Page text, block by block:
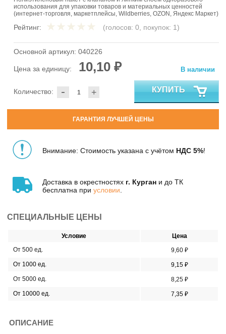
использования для упаковки товаров и материальных ценностей
(интернет-торговля, маркетплейсы, Wildberries, OZON, Яндекс Маркет)
Рейтинг: (голосов: 0, покупок: 1)
Основной артикул: 040226
Цена за единицу: 10,10 ₽
- +
Количество:
В наличии
КУПИТЬ
ГАРАНТИЯ ЛУЧШЕЙ ЦЕНЫ
Внимание: Стоимость указана с учётом НДС 5%!
Доставка в окрестностях г. Курган и до ТК
бесплатна при условии
СПЕЦИАЛЬНЫЕ ЦЕНЫ
Условие
Цена
От 500 ед.
9,60 ₽
От 1000 ед.
9,15 ₽
От 5000 ед.
8,25 ₽
От 10000 ед.
7,35 ₽
ОПИСАНИЕ